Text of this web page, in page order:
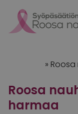
»
Roosa
harmaa